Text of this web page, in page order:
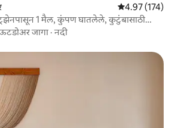
5 पैकी 4.97
4.97 (174)
1 मैल, कुंपण घातलेले, कुटुंबासाठी
जागा ·नदी